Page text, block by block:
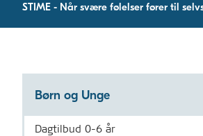
STIME - Når svære følelser fører til
Børn og Unge
Dagtilbud 0-6 år